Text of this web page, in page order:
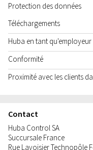
Protection des données
Téléchargements
Huba en tant qu'employeur
Conformité
Proximité avec les clients
Contact
Huba Control SA
Succursale France
Rue Lavoisier Technopôle